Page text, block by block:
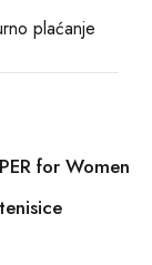
plaćanje
for Women